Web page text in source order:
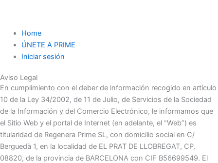
Home
ÚNETE A PRIME
Iniciar sesión
Aviso Legal
En cumplimiento con el deber de información recogido en artículo
10 de la Ley 34/2002, de 11 de Julio, de Servicios de la Sociedad
de la Información y del Comercio Electrónico, le informamos que
el Sitio Web y el portal de Internet (en adelante, el “Web”) es
titularidad de Regenera Prime SL, con domicilio social en C/
Berguedà 1, en la localidad de EL PRAT DE LLOBREGAT, CP,
08820, de la provincia de BARCELONA con CIF B56699549. El